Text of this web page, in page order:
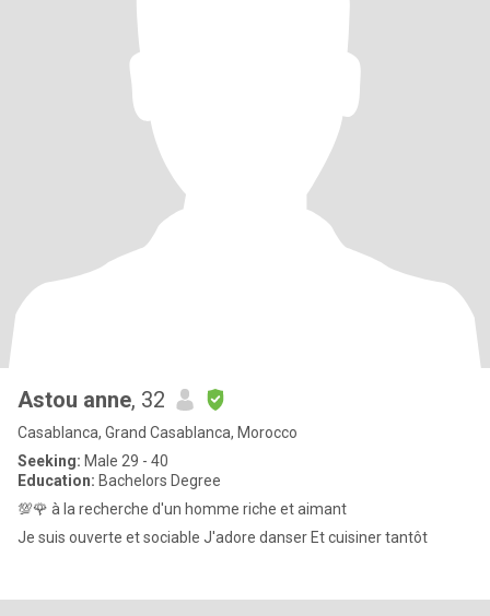
Astou anne, 32
Casablanca, Grand Casablanca, Morocco
Seeking: Male 29 - 40
Education: Bachelors Degree
💯🌹 à la recherche d'un homme riche et aimant
Je suis ouverte et sociable J'adore danser Et cuisiner tantôt